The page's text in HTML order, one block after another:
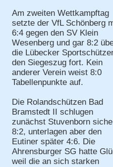
Am zweiten Wettkampftag
setzte der VfL Schönberg
6:4 gegen den SV Klein
Wesenberg und gar 8:2
die Lübecker
den Siegeszug fort. Kein
anderer Verein weist 8:0
Tabellenpunkte auf.
Die Rolandschützen Bad
Bramstedt II schlugen
zunächst Stuvenborn
8:2, unterlagen aber den
Eutiner später 4:6. Die
Ahrensburger SG hatte
weil die an sich starken